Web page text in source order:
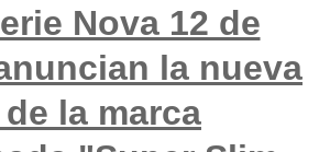
Nova 12 de
la nueva
de la marca